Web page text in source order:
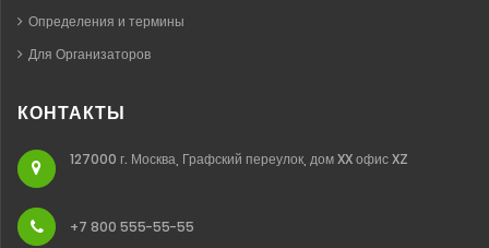
Определения и термины
Для Организаторов
КОНТАКТЫ
127000 г. Москва, Графский переулок, дом XX офис XZ
+7 800 555-55-55